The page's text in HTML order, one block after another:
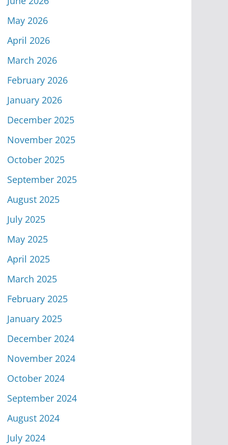
May 2026
April 2026
March 2026
February 2026
January 2026
December 2025
November 2025
October 2025
September 2025
August 2025
July 2025
May 2025
April 2025
March 2025
February 2025
January 2025
December 2024
November 2024
October 2024
September 2024
August 2024
July 2024